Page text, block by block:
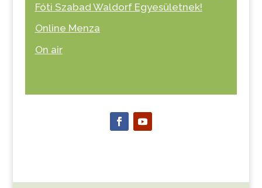
Fóti Szabad Waldorf Egyesületnek!
Online Menza
On air